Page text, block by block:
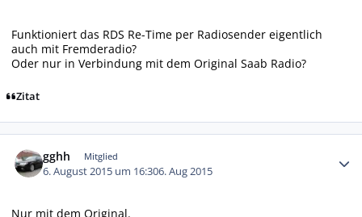
Funktioniert das RDS Re-Time per Radiosender eigentlich
auch mit Fremderadio?
Oder nur in Verbindung mit dem Original Saab Radio?
Zitat
gghh Mitglied
6. August 2015 um 16:306. Aug 2015
Nur mit dem Original.